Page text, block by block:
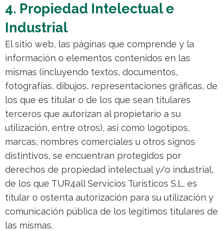
4. Propiedad Intelectual e
Industrial
El sitio web, las páginas que comprende y la
información o elementos contenidos en las
mismas (incluyendo textos, documentos,
fotografías, dibujos, representaciones gráficas, de
los que es titular o de los que sean titulares
terceros que autorizan al propietario a su
utilización, entre otros), así como logotipos,
marcas, nombres comerciales u otros signos
distintivos, se encuentran protegidos por
derechos de propiedad intelectual y/o industrial,
de los que TUR4all Servicios Turísticos S.L. es
titular o ostenta autorización para su utilización y
comunicación pública de los legítimos titulares de
las mismas.